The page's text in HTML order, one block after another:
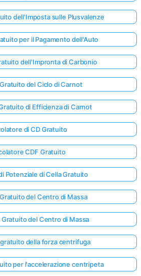
dell'Imposta sulle Plusvalenze
per il Pagamento dell'Auto
dell'Impronta di Carbonio
del Ciclo di Carnot
di Efficienza di Carnot
di CD Gratuito
CDF Gratuito
Potenziale di Cella Gratuito
del Centro di Massa
del Centro di Massa
della forza centrifuga
per l'accelerazione centripeta